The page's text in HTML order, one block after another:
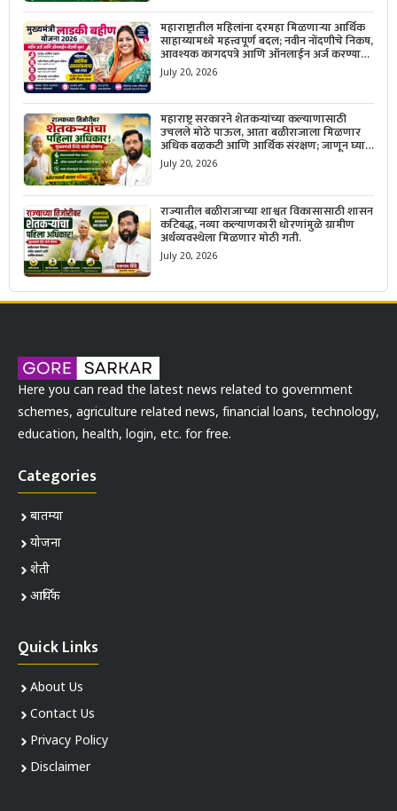
महाराष्ट्रातील महिलांना दरमहा मिळणाऱ्या आर्थिक
साहाय्यामध्ये महत्त्वपूर्ण बदल; नवीन नोंदणीचे निकष,
आवश्यक कागदपत्रे आणि ऑनलाईन अर्ज करण्याची
सोपी प्रक्रिया जाणून घ्या.
July 20, 2026
महाराष्ट्र सरकारने शेतकऱ्यांच्या कल्याणासाठी
उचलले मोठे पाऊल, आता बळीराजाला मिळणार
अधिक बळकटी आणि आर्थिक संरक्षण; जाणून घ्या
सरकारचा नवा संकल्प.
July 20, 2026
राज्यातील बळीराजाच्या शाश्वत विकासासाठी शासन
कटिबद्ध, नव्या कल्याणकारी धोरणांमुळे ग्रामीण
अर्थव्यवस्थेला मिळणार मोठी गती.
July 20, 2026
Here you can read the latest news related to government
schemes, agriculture related news, financial loans, technology,
education, health, login, etc. for free.
Categories
बातम्या
योजना
शेती
आर्थिक
Quick Links
About Us
Contact Us
Privacy Policy
Disclaimer